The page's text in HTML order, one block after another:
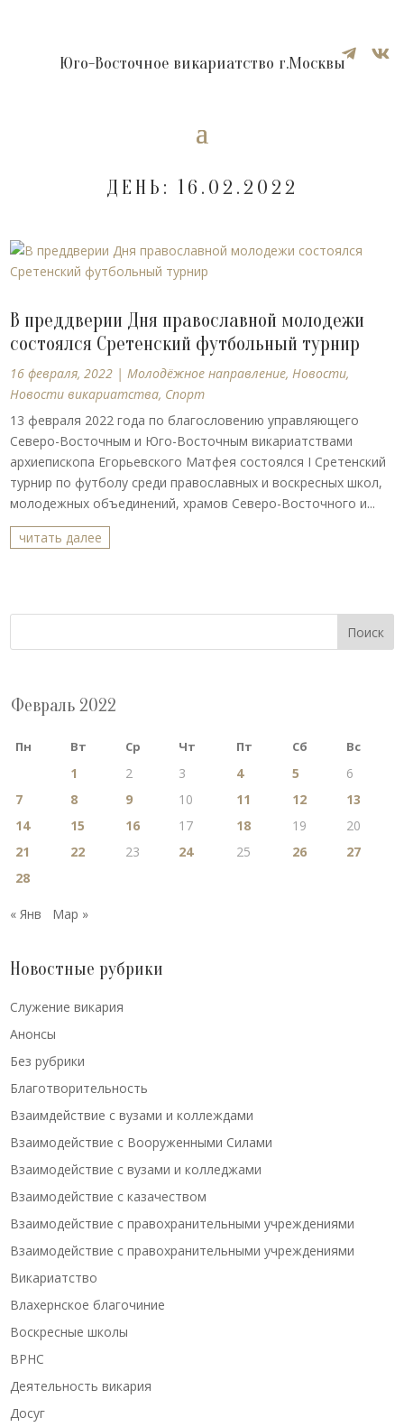
 
Юго-Восточное викариатство г.Москвы
ДЕНЬ: 16.02.2022
В преддверии Дня православной молодежи
состоялся Сретенский футбольный турнир
16 февраля, 2022 |Молодёжное направление,Новости,
Новости викариатства, Спорт
13 февраля 2022 года по благословению управляющего
Северо-Восточным и Юго-Восточным викариатствами
архиепископа Егорьевского Матфея состоялся I Сретенский
турнир по футболу среди православных и воскресных школ,
молодежных объединений, храмов Северо-Восточного и...
читать далее
Поиск
Февраль 2022
Пн Вт Ср Чт Пт Сб Вс
1 2 3 4 5
6
7
8 9 10 11 12
13
14
15 16 17 18 19
20
21
22 23 24 25 26
27
28
« Янв Мар »
Новостные рубрики
Cлужение викария
Анонсы
Без рубрики
Благотворительность
Взаимдействие с вузами и коллеждами
Взаимодействие с Вооруженными Силами
Взаимодействие с вузами и колледжами
Взаимодействие с казачеством
Взаимодействие с правохранительными учреждениями
Взаимодействие с правохранительными учреждениями
Викариатство
Влахернское благочиние
Воскресные школы
ВРНС
Деятельность викария
Досуг